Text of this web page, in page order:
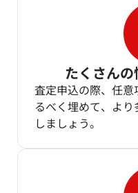
たくさん
査定申込の際、任
るべく埋めて、よ
しましょう。